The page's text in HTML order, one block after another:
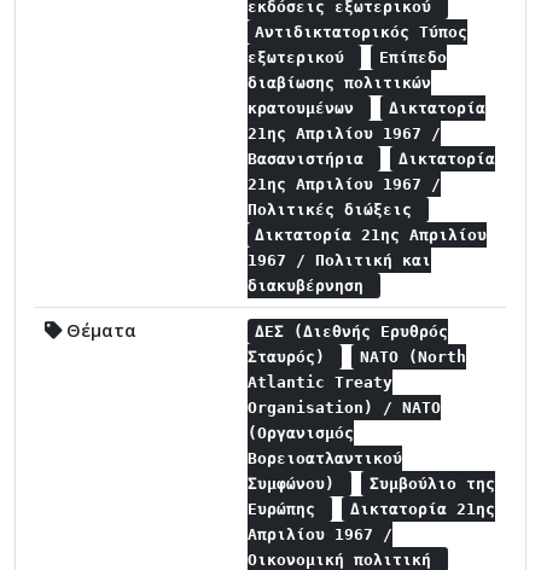
εκδόσεις εξωτερικού
Αντιδικτατορικός Τύπος
εξωτερικού
Επίπεδο
διαβίωσης πολιτικών
κρατουμένων
Δικτατορία
21ης Απριλίου 1967 /
Βασανιστήρια
Δικτατορία
21ης Απριλίου 1967 /
Πολιτικές διώξεις
Δικτατορία 21ης Απριλίου
1967 / Πολιτική και
διακυβέρνηση
Θέματα
ΔΕΣ (Διεθνής Ερυθρός
Σταυρός)
NATO (North
Atlantic Treaty
Organisation) / NATO
(Οργανισμός
Βορειοατλαντικού
Συμφώνου)
Συμβούλιο της
Ευρώπης
Δικτατορία 21ης
Απριλίου 1967 /
Οικονομική πολιτική